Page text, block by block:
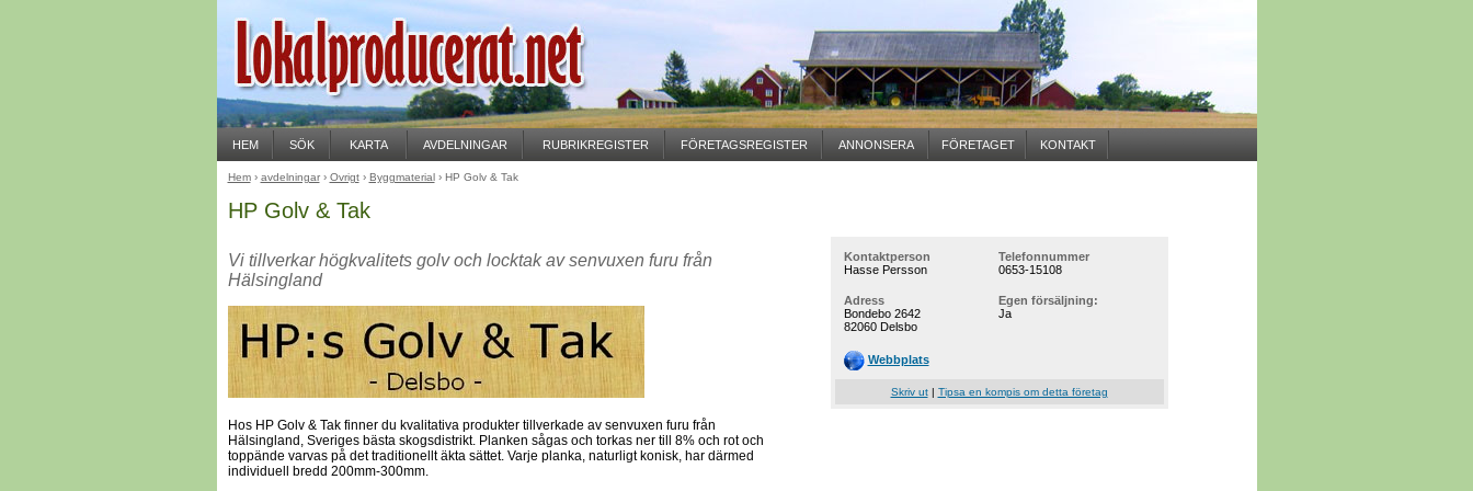
HP Golv & Tak
Vi tillverkar högkvalitets golv och locktak av senvuxen furu från
Hälsingland
Hos HP Golv & Tak finner du kvalitativa produkter tillverkade av senvuxen furu från
Hälsingland, Sveriges bästa skogsdistrikt. Planken sågas och torkas ner till 8% och rot och
toppände varvas på det traditionellt äkta sättet. Varje planka, naturligt konisk, har därmed
individuell bredd 200mm-300mm.
Kontaktperson
Hasse Persson
Telefonnummer
0653-15108
Adress
Bondebo 2642
82060 Delsbo
Egen försäljning:
Ja
Webbplats
Skriv ut| Tipsa en kompis om detta företag
Hem› avdelningar› Övrigt› Byggmaterial› HP Golv & Tak
HEM SÖK KARTA AVDELNINGAR RUBRIKREGISTER FÖRETAGSREGISTER ANNONSERA FÖRETAGET KONTAKT